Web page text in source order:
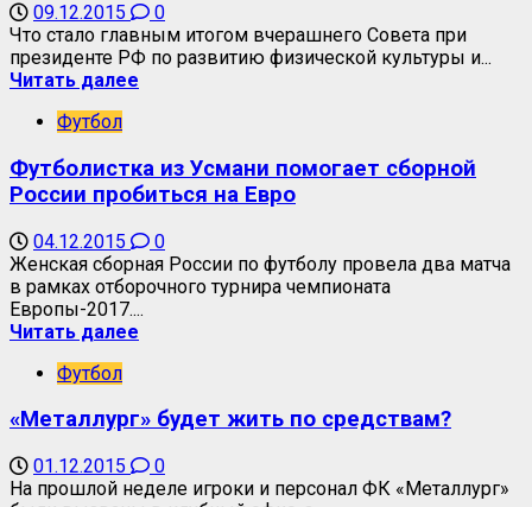
09.12.2015
0
Что стало главным итогом вчерашнего Совета при
президенте РФ по развитию физической культуры и...
Читать далее
Футбол
Футболистка из Усмани помогает сборной
России пробиться на Евро
04.12.2015
0
Женская сборная России по футболу провела два матча
в рамках отборочного турнира чемпионата
Европы-2017....
Читать далее
Футбол
«Металлург» будет жить по средствам?
01.12.2015
0
На прошлой неделе игроки и персонал ФК «Металлург»